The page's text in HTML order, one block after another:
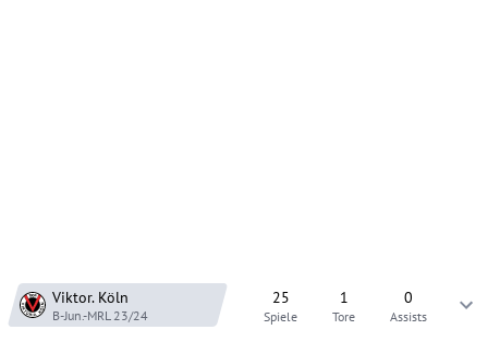
Viktor. Köln
B-Jun.-MRL 23/24
25
Spiele
1
Tore
0
Assists